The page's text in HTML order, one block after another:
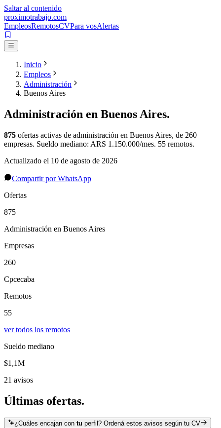
Saltar al contenido
proximotrabajo.com
EmpleosRemotosCVPara vosAlertas
Inicio
Empleos
Administración
Buenos Aires
Administración en Buenos Aires.
875 ofertas activas de administración en Buenos Aires, de 260
empresas. Sueldo mediano: ARS 1.150.000/mes. 55 remotos.
Actualizado el 10 de agosto de 2026
Compartir por WhatsApp
Ofertas
875
Administración en Buenos Aires
Empresas
260
Cpcecaba
Remotos
55
ver todos los remotos
Sueldo mediano
$1,1M
21 avisos
Últimas ofertas.
¿Cuáles encajan contu perfil? Ordená estos avisos según tu CV